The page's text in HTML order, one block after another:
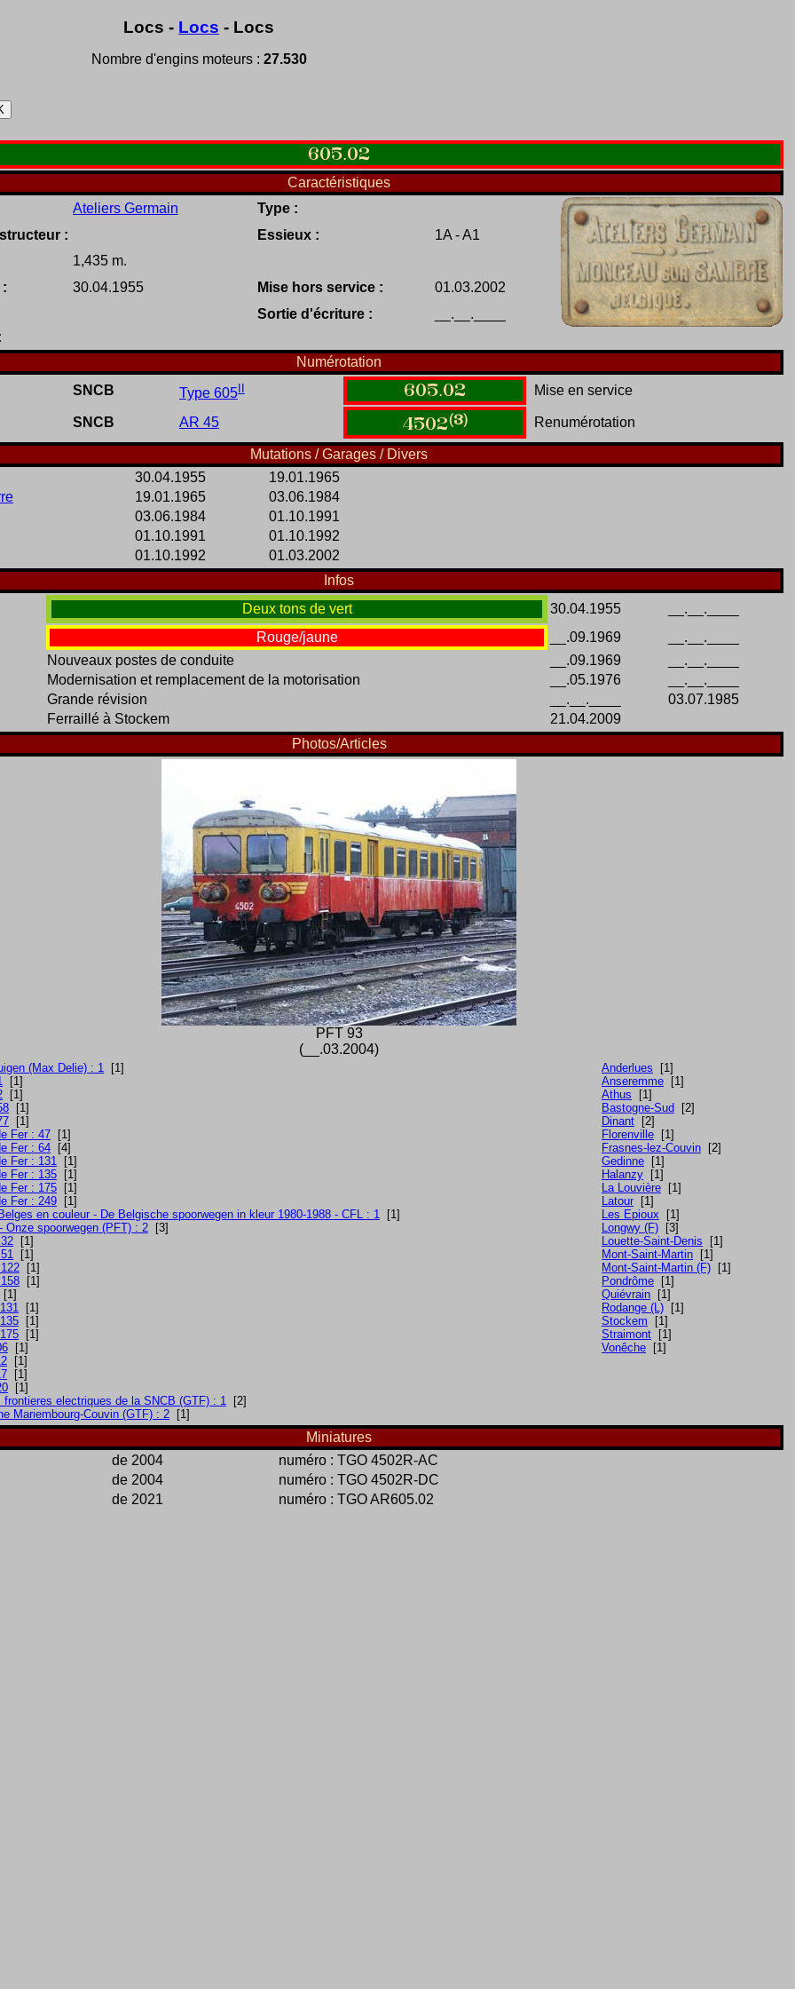
Locs - Locs - Locs
Nombre d'engins moteurs : 27.530
605.02
Caractéristiques
Ateliers Germain
Type :
:
Essieux :
1A - A1
1,435 m.
30.04.1955 Mise hors service :
01.03.2002
Sortie d'écriture :
__.__.____
Numérotation
SNCB Type 605II 605.02 Mise en service
SNCB AR 45 4502(3) Renumérotation
Mutations / Garages / Divers
30.04.1955
19.01.1965
19.01.1965
03.06.1984
03.06.1984
01.10.1991
01.10.1991
01.10.1992
01.10.1992
01.03.2002
Infos
Deux tons de vert 30.04.1955
__.__.____
Rouge/jaune __.09.1969
__.__.____
Nouveaux postes de conduite __.09.1969
__.__.____
Modernisation et remplacement de la motorisation __.05.1976
__.__.____
Grande révision __.__.____
03.07.1985
Ferraillé à Stockem
21.04.2009
Photos/Articles
PFT 93
(__.03.2004)
(Max Delie) : 1 [1]
[1]
[1]
[1]
[1]
Fer : 47 [1]
Fer : 64 [4]
Fer : 131 [1]
Fer : 135 [1]
Fer : 175 [1]
Fer : 249 [1]
en couleur - De Belgische spoorwegen in kleur 1980-1988 - CFL : 1 [1]
Onze spoorwegen (PFT) : 2 [3]
[1]
[1]
[1]
[1]
[1]
[1]
[1]
[1]
[1]
[1]
[1]
[1]
frontieres electriques de la SNCB (GTF) : 1 [2]
Mariembourg-Couvin (GTF) : 2 [1]
Anderlues [1]
Anseremme [1]
Athus [1]
Bastogne-Sud [2]
Dinant [2]
Florenville [1]
Frasnes-lez-Couvin [2]
Gedinne [1]
Halanzy [1]
La Louvière [1]
Latour [1]
Les Epioux [1]
Longwy (F) [3]
Louette-Saint-Denis [1]
Mont-Saint-Martin [1]
Mont-Saint-Martin (F) [1]
Pondrôme [1]
Quiévrain [1]
Rodange (L) [1]
Stockem [1]
Straimont [1]
Vonêche [1]
Miniatures
de 2004
numéro : TGO 4502R-AC
de 2004
numéro : TGO 4502R-DC
de 2021 numéro : TGO AR605.02